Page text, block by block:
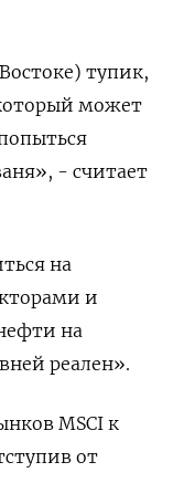
тупик,
может
- считает
на
​и
на
реален».
MSCI к
от